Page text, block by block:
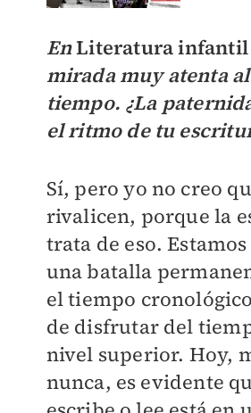
EnLiteratura infantil
mirada muy atenta
tiempo. ¿La
el ritmo de tu
Sí, pero yo no creo
rivalicen, porque la
trata de eso.
una batalla
el tiempo
de disfrutar del
nivel superior. Hoy,
nunca, es evidente